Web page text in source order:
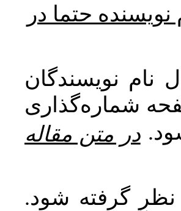
حتما در
نام نویسندگان
شماره‌گذاری
در متن مقاله
گرفته شود.